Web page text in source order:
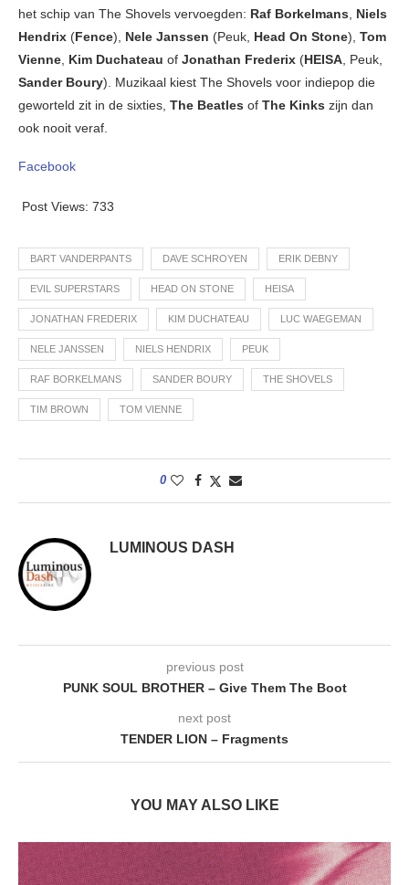
het schip van The Shovels vervoegden: Raf Borkelmans, Niels
Hendrix (Fence), Nele Janssen (Peuk, Head On Stone), Tom
Vienne, Kim Duchateau of Jonathan Frederix (HEISA, Peuk,
Sander Boury). Muzikaal kiest The Shovels voor indiepop die
geworteld zit in de sixties, The Beatles of The Kinks zijn dan
ook nooit veraf.
Facebook
Post Views: 733
BART VANDERPANTS DAVE SCHROYEN ERIK DEBNY
EVIL SUPERSTARS HEAD ON STONE HEISA
JONATHAN FREDERIX KIM DUCHATEAU LUC WAEGEMAN
NELE JANSSEN NIELS HENDRIX PEUK
RAF BORKELMANS SANDER BOURY THE SHOVELS
TIM BROWN TOM VIENNE
0
LUMINOUS DASH
previous post
PUNK SOUL BROTHER – Give Them The Boot
next post
TENDER LION – Fragments
YOU MAY ALSO LIKE